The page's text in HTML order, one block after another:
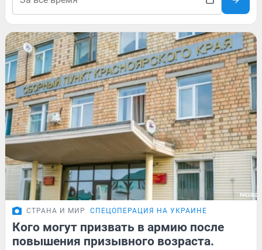
СТРАНА И МИР СПЕЦОПЕРАЦИЯ НА УКРАИНЕ
Кого могут призвать в армию после
повышения призывного возраста.